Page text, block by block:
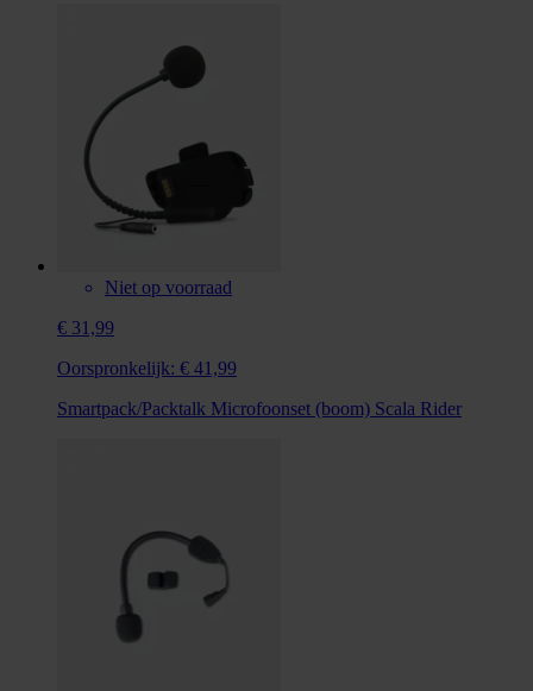
Niet op voorraad
€ 31,99
Oorspronkelijk: € 41,99
Smartpack/Packtalk Microfoonset (boom) Scala Rider